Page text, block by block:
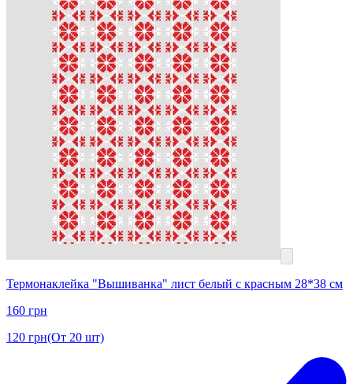
Термонаклейка "Вышиванка" лист белый с красным 28*38 см
160 грн
120 грн(От 20 шт)